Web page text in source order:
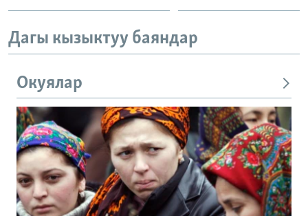
Дагы кызыктуу баяндар
Окуялар